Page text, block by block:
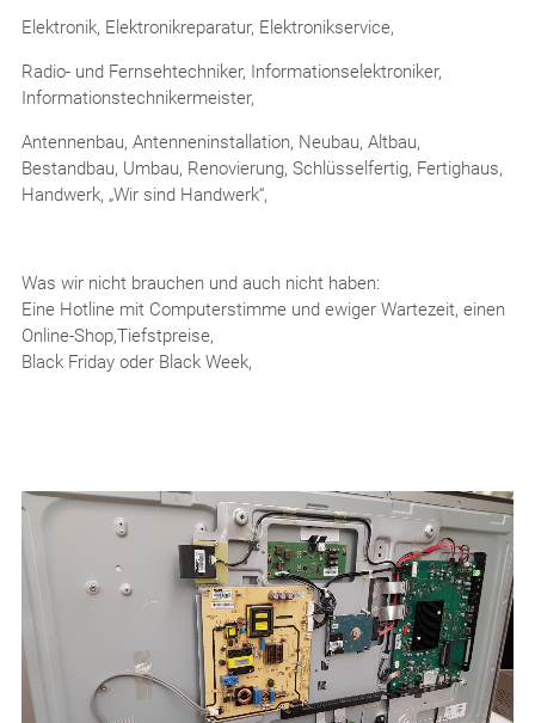
Elektronik, Elektronikreparatur, Elektronikservice,
Radio- und Fernsehtechniker, Informationselektroniker,
Informationstechnikermeister,
Antennenbau, Antenneninstallation, Neubau, Altbau,
Bestandbau, Umbau, Renovierung, Schlüsselfertig, Fertighaus,
Handwerk, „Wir sind Handwerk“,
Was wir nicht brauchen und auch nicht haben:
Eine Hotline mit Computerstimme und ewiger Wartezeit, einen
Online-Shop,Tiefstpreise,
Black Friday oder Black Week,